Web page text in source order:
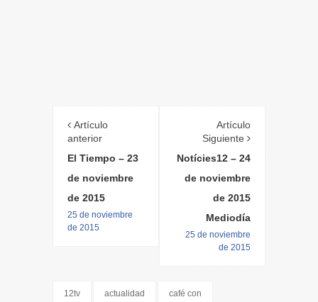
Artículo
anterior
El Tiempo – 23
de noviembre
de 2015
25 de noviembre
de 2015
Artículo
Siguiente
Notícies12 – 24
de noviembre
de 2015
Mediodía
25 de noviembre
de 2015
12tv actualidad café con